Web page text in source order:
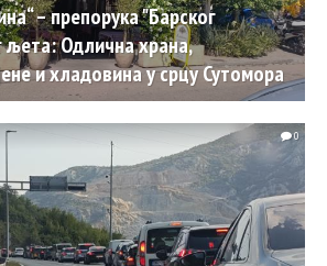
– препорука "Барског
љета: Одлична храна,
и хладовина у срцу Сутомора
0